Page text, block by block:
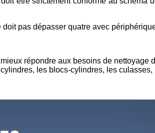
pas dépasser quatre avec
répondre aux besoins de
les blocs-cylindres, les